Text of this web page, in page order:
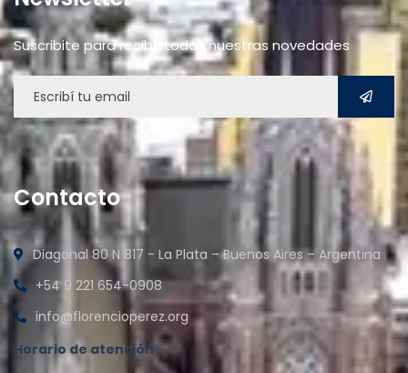
Suscribite para recibir todas nuestras novedades
Contacto
Diagonal 80 N 817 - La Plata – Buenos Aires – Argentina
+54 9 221 654-0908
info@florencioperez.org
Horario de atención